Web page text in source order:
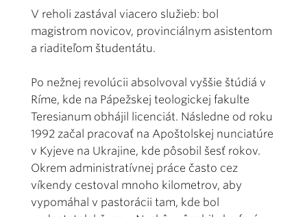
V reholi zastával viacero služieb: bol
magistrom novicov, provinciálnym asistentom
a riaditeľom študentátu.
Po nežnej revolúcii absolvoval vyššie štúdiá v
Ríme, kde na Pápežskej teologickej fakulte
Teresianum obhájil licenciát. Následne od roku
1992 začal pracovať na Apoštolskej nunciatúre
v Kyjeve na Ukrajine, kde pôsobil šesť rokov.
Okrem administratívnej práce často cez
víkendy cestoval mnoho kilometrov, aby
vypomáhal v pastorácii tam, kde bol